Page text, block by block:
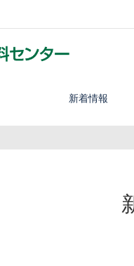
新着情報